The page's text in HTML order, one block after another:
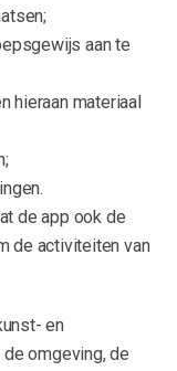
aan te
hieraan materiaal
de app ook de
de activiteiten van
en
omgeving, de